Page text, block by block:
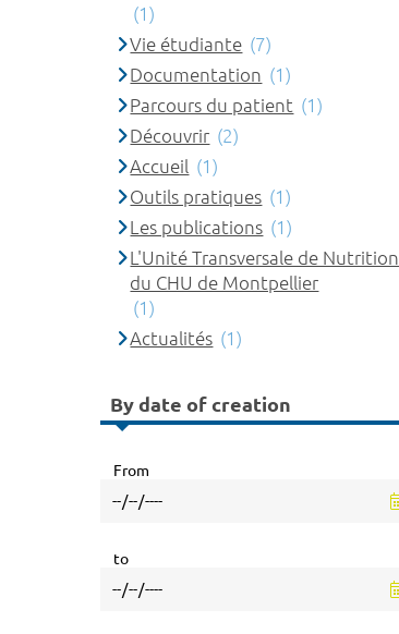
(1)
Vie étudiante (7)
Documentation (1)
Parcours du patient (1)
Découvrir (2)
Accueil (1)
Outils pratiques (1)
Les publications (1)
L'Unité Transversale de Nutrition
du CHU de Montpellier
(1)
Actualités (1)
By date of creation
From
to